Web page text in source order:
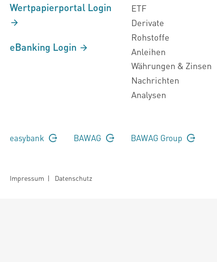
Wertpapierportal Login
eBanking Login
ETF
Derivate
Rohstoffe
Anleihen
Währungen & Zinsen
Nachrichten
Analysen
easybank BAWAG BAWAG Group
Impressum | Datenschutz